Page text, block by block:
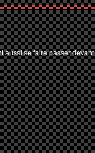
se faire passer